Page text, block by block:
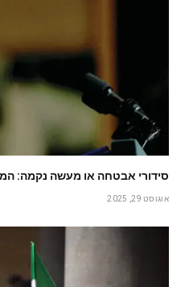
סידורי אבטחה או מעשה נקמה:
אוגוסט 29, 2025